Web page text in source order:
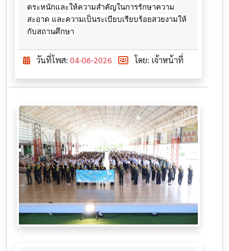
ตระหนักและให้ความสำคัญในการรักษาความ
สะอาด และความเป็นระเบียบเรียบร้อยสวยงามให้
กับสถานศึกษา
วันที่โพส: 04-06-2026 โดย: เจ้าหน้าที่